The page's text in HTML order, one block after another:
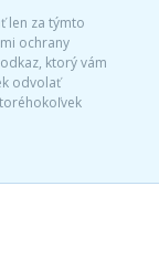
len za týmto
ochrany
ktorý vám
odvolať